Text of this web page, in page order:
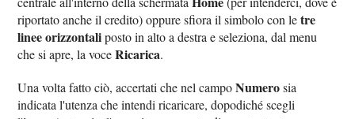
riportato anche il credito) oppure sfiora il simbolo con letre
linee orizzontaliposto in alto a destra e seleziona, dal menu
che si apre, la voceRicarica.
Una volta fatto ciò, accertati che nel campoNumerosia
indicata l'utenza che intendi ricaricare, dopodiché scegli